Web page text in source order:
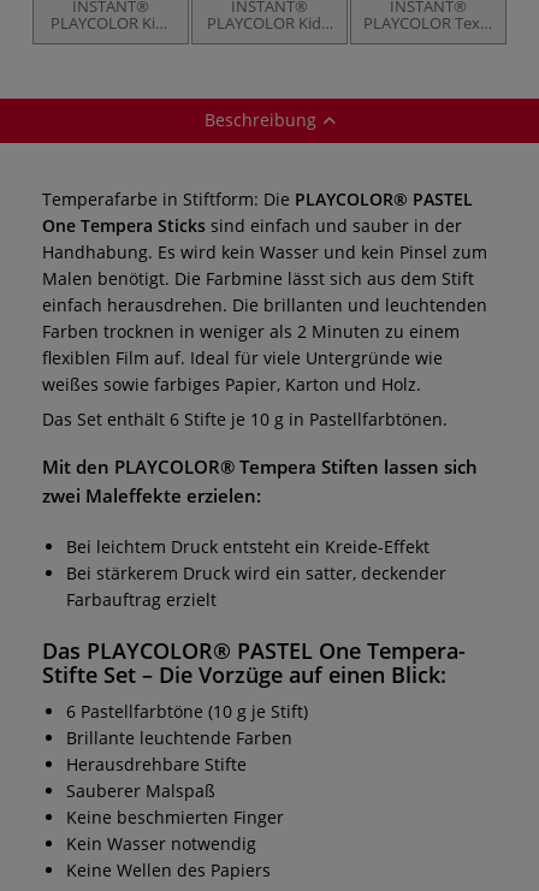
INSTANT®
PLAYCOLOR Kids
Metallic Sets
INSTANT®
PLAYCOLOR Kids-
Sets Farbe in
INSTANT®
PLAYCOLOR Textil
Pocket Textilfarbe
Beschreibung
Temperafarbe in Stiftform: Die PLAYCOLOR® PASTEL
One Tempera Sticks sind einfach und sauber in der
Handhabung. Es wird kein Wasser und kein Pinsel zum
Malen benötigt. Die Farbmine lässt sich aus dem Stift
einfach herausdrehen. Die brillanten und leuchtenden
Farben trocknen in weniger als 2 Minuten zu einem
flexiblen Film auf. Ideal für viele Untergründe wie
weißes sowie farbiges Papier, Karton und Holz.
Das Set enthält 6 Stifte je 10 g in Pastellfarbtönen.
Mit den PLAYCOLOR® Tempera Stiften lassen sich
zwei Maleffekte erzielen:
Bei leichtem Druck entsteht ein Kreide-Effekt
Bei stärkerem Druck wird ein satter, deckender
Farbauftrag erzielt
Das PLAYCOLOR® PASTEL One Tempera-
Stifte Set – Die Vorzüge auf einen Blick:
6 Pastellfarbtöne (10 g je Stift)
Brillante leuchtende Farben
Herausdrehbare Stifte
Sauberer Malspaß
Keine beschmierten Finger
Kein Wasser notwendig
Keine Wellen des Papiers